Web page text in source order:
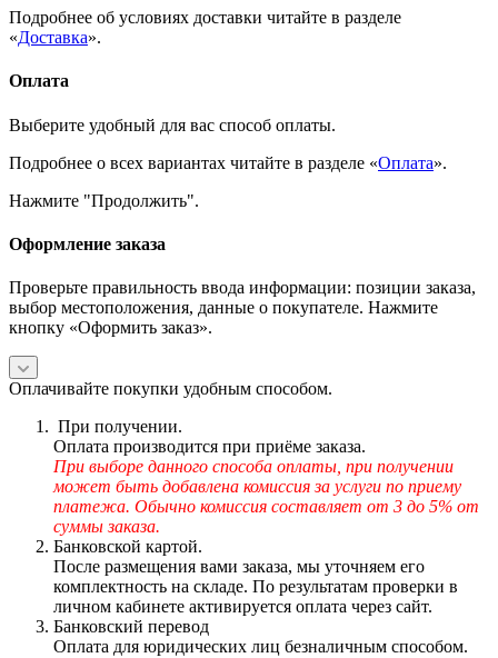
Подробнее об условиях доставки читайте в разделе
«Доставка».
Оплата
Выберите удобный для вас способ оплаты.
Подробнее о всех вариантах читайте в разделе «Оплата».
Нажмите "Продолжить".
Оформление заказа
Проверьте правильность ввода информации: позиции заказа,
выбор местоположения, данные о покупателе. Нажмите
кнопку «Оформить заказ».
Оплачивайте покупки удобным способом.
При получении.
Оплата производится при приёме заказа.
При выборе данного способа оплаты, при получении
может быть добавлена комиссия за услуги по приему
платежа. Обычно комиссия составляет от 3 до 5% от
суммы заказа.
Банковской картой.
После размещения вами заказа, мы уточняем его
комплектность на складе. По результатам проверки в
личном кабинете активируется оплата через сайт.
Банковский перевод
Оплата для юридических лиц безналичным способом.